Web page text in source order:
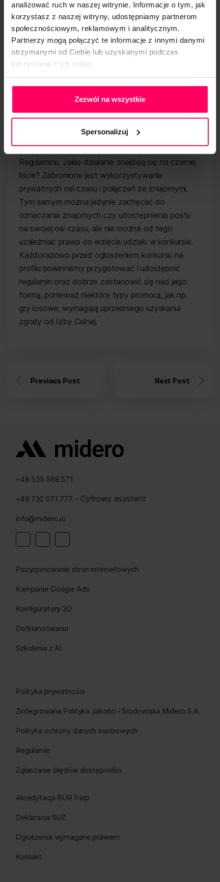
analizować ruch w naszej witrynie. Informacje o tym, jak
korzystasz z naszej witryny, udostępniamy partnerom
społecznościowym, reklamowym i analitycznym.
Partnerzy mogą połączyć te informacje z innymi danymi
otrzymanymi od Ciebie lub uzyskanymi podczas
korzystania z ich usług.
Polityka Prywatności
Zezwól na wszystkie
Spersonalizuj
użytkowników w błąd i nie dotyczyły produktów,
marek czy sponsorów zewnętrznych.
Organizacja
konkursów
profilu. Jednocześnie są też obszarem, w którym
najczęściej dochodzi do łamania postanowień
Regulaminu. Jakie działania znajdują się na czarnej
liście? Zabronione jest wykorzystywanie
prywatnych osi czasu i połączeń ze znajomymi.
Tym samym można jedynie zachęcać do
oznaczania znajomych czy udostępnienia postu
na swojej osi czasu, ale nie można od tego
uzależniać prawa do wzięcia udziału w konkursie.
Każdorazowo przed ogłoszeniem konkursu na
profilu powinniśmy przygotować i udostępnić
regulamin oraz dobrze zastanowić się nad jego
formą, ponieważ niektóre typy promocji, jak np.
gry losowe, wymagają uprzedniego uzyskania
zgody od Izby Celnej.
Previous Post Next Post
+48 535 588 571
+48 732 071 777 - Cyfrowy asystent
info@midero.io
Pozycjonowanie stron internetowych
Kampanie Google Ads
Konfiguratory 3D
Dofinansowania
Szkolenia z AI
Polityka prywatności
Zintegrowana Polityka Jakości i Środowiska Midero S.A.
Polityka ochrony danych osobowych
Regulamin
Zgłaszanie błędów dostępności
Akredytacja BUR Parp
Deklaracja SUZ
Ogłoszenia wymagane prawem
Kontakt